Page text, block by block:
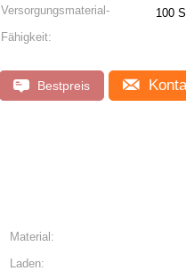
Versorgungsmaterial-
Fähigkeit:
100
Bestpreis
Material:
Laden: